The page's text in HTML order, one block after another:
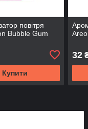
повітря
Bubble Gum
Купити
32